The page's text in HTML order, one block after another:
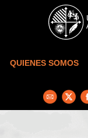
Skip to main content
QUIENES SOMOS